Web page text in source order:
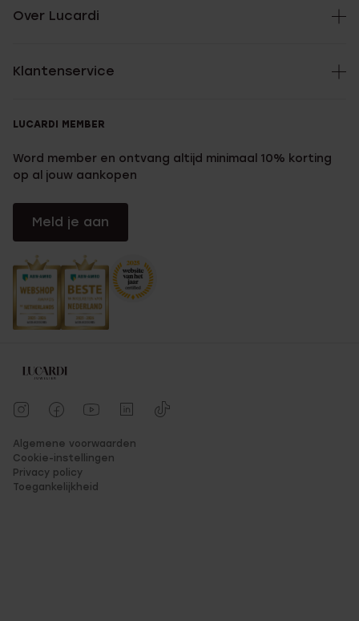
Over Lucardi
Klantenservice
LUCARDI MEMBER
Word member en ontvang altijd minimaal 10% korting
op al jouw aankopen
Meld je aan
Algemene voorwaarden
Cookie-instellingen
Privacy policy
Toegankelijkheid